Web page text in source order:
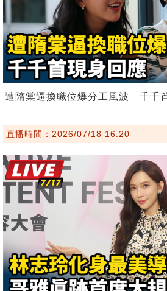
遭隋棠逼換職位爆分工風波 千千
直播時間：2026/07/18 16:20